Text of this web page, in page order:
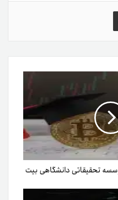
تحقیقاتی دانشگاهی بیت